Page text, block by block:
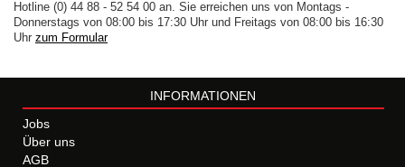
Hotline (0) 44 88 - 52 54 00 an. Sie erreichen uns von Montags -
Donnerstags von 08:00 bis 17:30 Uhr und Freitags von 08:00 bis 16:30
Uhr zum Formular
INFORMATIONEN
Jobs
Über uns
AGB